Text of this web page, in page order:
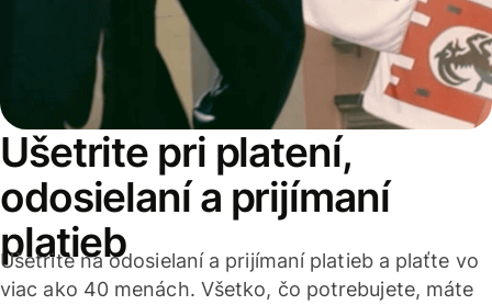
Ušetrite pri platení,
odosielaní a prijímaní
platieb
Ušetrite na odosielaní a prijímaní platieb a plaťte vo
viac ako 40 menách. Všetko, čo potrebujete, máte